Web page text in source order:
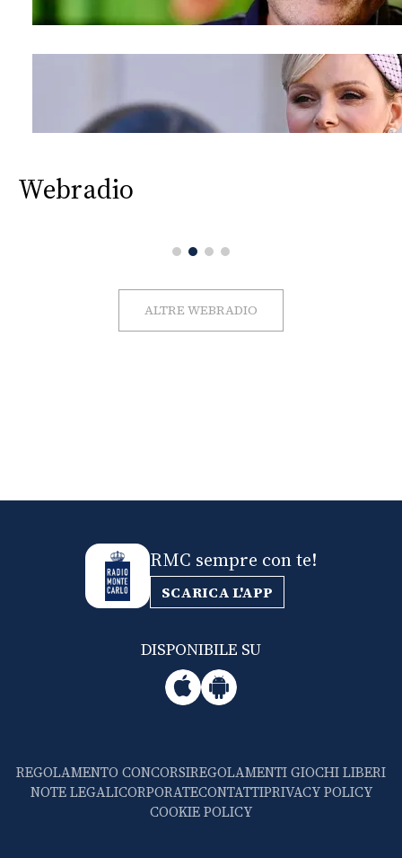
Webradio
ALTRE WEBRADIO
RMC sempre con te!
SCARICA L'APP
DISPONIBILE SU
REGOLAMENTO CONCORSIREGOLAMENTI GIOCHI LIBERI
NOTE LEGALICORPORATECONTATTIPRIVACY POLICY
COOKIE POLICY